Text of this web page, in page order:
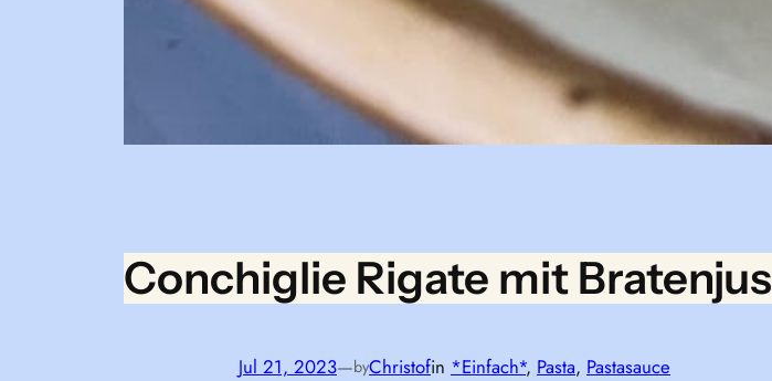
Conchiglie Rigate mit Bratenjus
Jul 21, 2023—byChristofin *Einfach*, Pasta, Pastasauce